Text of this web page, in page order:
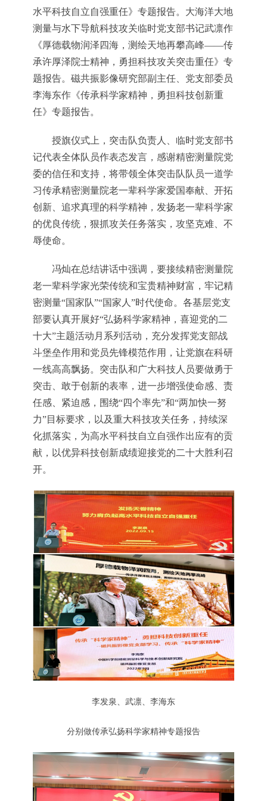
水平科技自立自强重任》专题报告。大海洋大地
测量与水下导航科技攻关临时党支部书记武凛作
《厚德载物润泽四海，测绘天地再攀高峰——传
承许厚泽院士精神，勇担科技攻关突击重任》专
题报告。磁共振影像研究部副主任、党支部委员
李海东作《传承科学家精神，勇担科技创新重
任》专题报告。
授旗仪式上，突击队负责人、临时党支部书
记代表全体队员作表态发言，感谢精密测量院党
委的信任和支持，将带领全体突击队队员一道学
习传承精密测量院老一辈科学家爱国奉献、开拓
创新、追求真理的科学精神，发扬老一辈科学家
的优良传统，狠抓攻关任务落实，攻坚克难、不
辱使命。
冯灿在总结讲话中强调，要接续精密测量院
老一辈科学家光荣传统和宝贵精神财富，牢记精
密测量“国家队”“国家人”时代使命。各基层党支
部要认真开展好“弘扬科学家精神，喜迎党的二
十大”主题活动月系列活动，充分发挥党支部战
斗堡垒作用和党员先锋模范作用，让党旗在科研
一线高高飘扬。突击队和广大科技人员要做勇于
突击、敢于创新的表率，进一步增强使命感、责
任感、紧迫感，围绕“四个率先”和“两加快一努
力”目标要求，以及重大科技攻关任务，持续深
化抓落实，为高水平科技自立自强作出应有的贡
献，以优异科技创新成绩迎接党的二十大胜利召
开。
李发泉、 武凛、 李海东
分别做传承弘扬科学家精神专题报告